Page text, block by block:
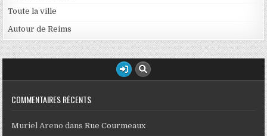
Toute la ville
Autour de Reims
COMMENTAIRES RÉCENTS
Muriel Areno dansRue Courmeaux